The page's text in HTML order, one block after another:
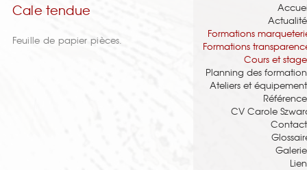
Cale tendue
Feuille de papier pièces.
Formations
Formations
Cours et
Planning des
Ateliers et
CV Carole